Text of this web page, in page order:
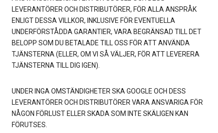
LEVERANTÖRER OCH DISTRIBUTÖRER, FÖR ALLA ANSPRÅK
ENLIGT DESSA VILLKOR, INKLUSIVE FÖR EVENTUELLA
UNDERFÖRSTÅDDA GARANTIER, VARA BEGRÄNSAD TILL DET
BELOPP SOM DU BETALADE TILL OSS FÖR ATT ANVÄNDA
TJÄNSTERNA (ELLER, OM VI SÅ VÄLJER, FÖR ATT LEVERERA
TJÄNSTERNA TILL DIG IGEN).
UNDER INGA OMSTÄNDIGHETER SKA GOOGLE OCH DESS
LEVERANTÖRER OCH DISTRIBUTÖRER VARA ANSVARIGA FÖR
NÅGON FÖRLUST ELLER SKADA SOM INTE SKÄLIGEN KAN
FÖRUTSES.